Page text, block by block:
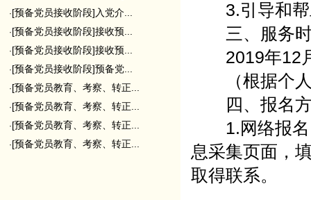
·[预备党员接收阶段]入党介...
·[预备党员接收阶段]接收预...
·[预备党员接收阶段]接收预...
·[预备党员接收阶段]预备党...
·[预备党员教育、考察、转正...
·[预备党员教育、考察、转正...
·[预备党员教育、考察、转正...
·[预备党员教育、考察、转正...
3.引导和帮
三、服务
2019年12月
（根据个人
四、报名
1.网络报名
息采集页面，
取得联系。